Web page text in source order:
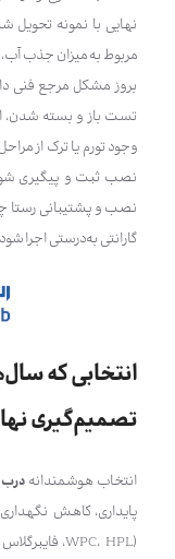
نهایی با نمونه تحویل
مربوط به میزان جذب
بروز مشکل مرجع فنی
تست باز و بسته شدن،
وجود تورم یا ترک از
نصب ثبت و پیگیری
نصب و پشتیبانی رستا
گارانتی به‌درستی اجرا
انتخابی که
تصمیم‌گیری
انتخاب هوشمندانه
پایداری، کاهش